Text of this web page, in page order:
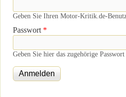
Geben Sie Ihren Motor-Kritik.de-
Passwort *
Geben Sie hier das zugehörige Passwort